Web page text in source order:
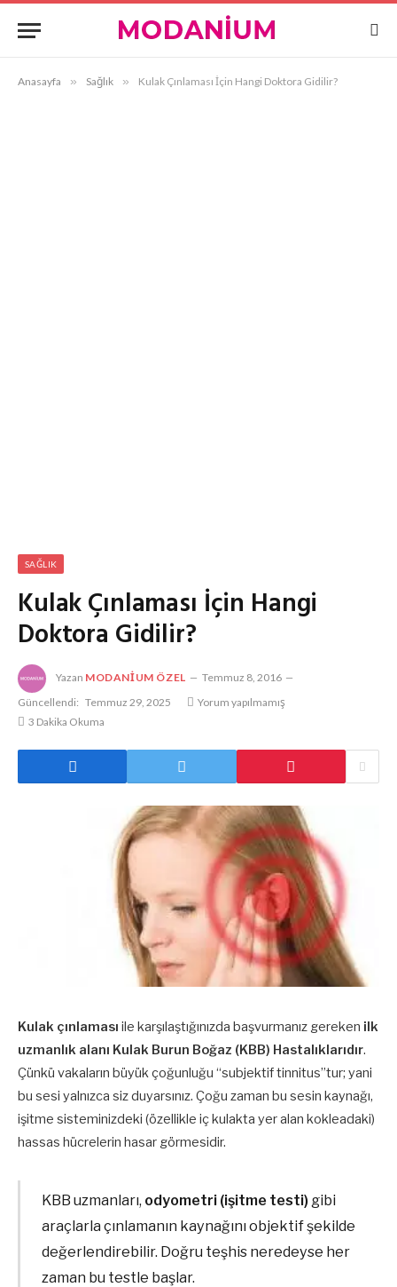
Anasayfa » Sağlık » Kulak Çınlaması İçin Hangi Doktora Gidilir?
SAĞLIK
Kulak Çınlaması İçin Hangi
Doktora Gidilir?
Yazan MODANIUM ÖZEL
Temmuz 8, 2016
Güncellendi: Temmuz 29, 2025
Yorum yapılmamış
3 Dakika Okuma
Kulak çınlaması ile karşılaştığınızda başvurmanız gereken ilk
uzmanlık alanı Kulak Burun Boğaz (KBB) Hastalıklarıdır.
Çünkü vakaların büyük çoğunluğu “subjektif tinnitus”tur; yani
bu sesi yalnızca siz duyarsınız. Çoğu zaman bu sesin kaynağı,
işitme sisteminizdeki (özellikle iç kulakta yer alan kokleadaki)
hassas hücrelerin hasar görmesidir.
KBB uzmanları, odyometri (işitme testi) gibi
araçlarla çınlamanın kaynağını objektif şekilde
değerlendirebilir. Doğru teşhis neredeyse her
zaman bu testle başlar.